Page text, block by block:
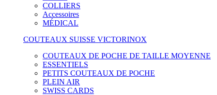
COLLIERS
Accessoires
MÉDICAL
COUTEAUX SUISSE VICTORINOX
COUTEAUX DE POCHE DE TAILLE MOYENNE
ESSENTIELS
PETITS COUTEAUX DE POCHE
PLEIN AIR
SWISS CARDS